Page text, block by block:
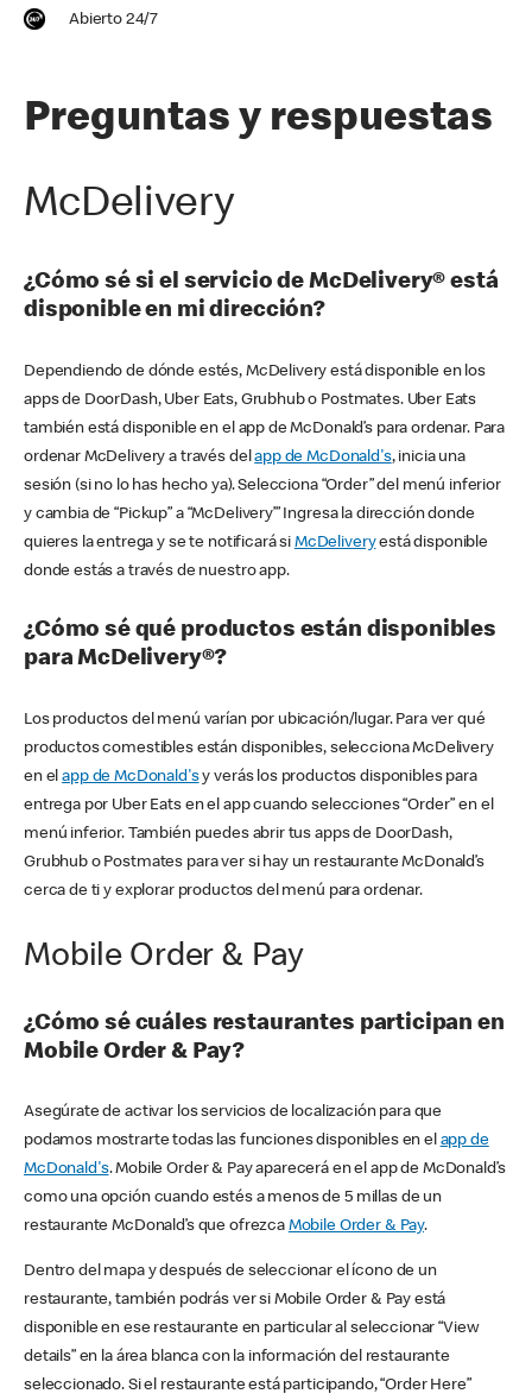
Abierto 24/7
Preguntas y respuestas
McDelivery
¿Cómo sé si el servicio de McDelivery® está
disponible en mi dirección?
Dependiendo de dónde estés, McDelivery está disponible en los
apps de DoorDash, Uber Eats, Grubhub o Postmates. Uber Eats
también está disponible en el app de McDonald’s para ordenar. Para
ordenar McDelivery a través delapp de McDonald's, inicia una
sesión (si no lo has hecho ya). Selecciona “Order” del menú inferior
y cambia de “Pickup” a “McDelivery’” Ingresa la dirección donde
quieres la entrega y se te notificará si McDeliveryestá disponible
donde estás a través de nuestro app.
¿Cómo sé qué productos están disponibles
para McDelivery®?
Los productos del menú varían por ubicación/lugar. Para ver qué
productos comestibles están disponibles, selecciona McDelivery
en elapp de McDonald'sy verás los productos disponibles para
entrega por Uber Eats en el app cuando selecciones “Order” en el
menú inferior. También puedes abrir tus apps de DoorDash,
Grubhub o Postmates para ver si hay un restaurante McDonald’s
cerca de ti y explorar productos del menú para ordenar.
Mobile Order & Pay
¿Cómo sé cuáles restaurantes participan en
Mobile Order & Pay?
Asegúrate de activar los servicios de localización para que
podamos mostrarte todas las funciones disponibles en el app de
McDonald's. Mobile Order & Pay aparecerá en el app de McDonald’s
como una opción cuando estés a menos de 5 millas de un
restaurante McDonald’s que ofrezca Mobile Order & Pay.
Dentro del mapa y después de seleccionar el ícono de un
restaurante, también podrás ver si Mobile Order & Pay está
disponible en ese restaurante en particular al seleccionar “View
details” en la área blanca con la información del restaurante
seleccionado. Si el restaurante está participando, “Order Here”